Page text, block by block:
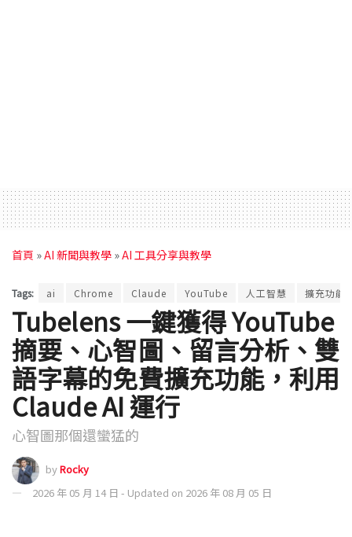
首頁 »AI 新聞與教學 »AI 工具分享與教學
Tags: ai Chrome Claude YouTube 人工智慧 擴充功能
Tubelens 一鍵獲得 YouTube
摘要、心智圖、留言分析、雙
語字幕的免費擴充功能，利用
Claude AI 運行
心智圖那個還蠻猛的
byRocky
2026 年 05 月 14 日 - Updated on 2026 年 08 月 05 日